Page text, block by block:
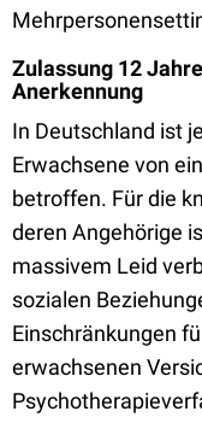
Zulassung 12
Anerkennung
In Deutschland ist
Erwachsene von
betroffen. Für die
deren Angehörige
massivem Leid
sozialen
Einschränkungen
erwachsenen